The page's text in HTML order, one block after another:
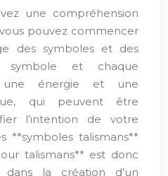
une compréhension
pouvez commencer
des symboles et des
symbole et chaque
une énergie et une
qui peuvent être
l’intention de votre
**symboles talismans**
talismans** est donc
la création d’un